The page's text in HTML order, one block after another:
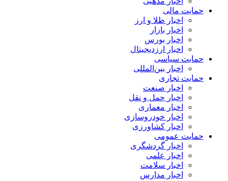
حمایت مالی
اخبار طلا و ارز
اخبار بازار
اخبار بورس
اخبار ارزدیجیتال
حمایت سیاسی
اخبار بین‌المللی
حمایت تجاری
اخبار صنعت
اخبار حمل و نقل
اخبار معماری
اخبار خودروسازی
اخبار کشاورزی
حمایت عمومی
اخبار گردشگری
اخبار علمی
اخبار سلامت
اخبار مدارس